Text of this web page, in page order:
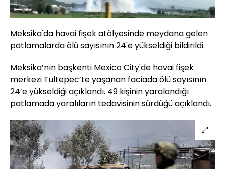
Meksika'da havai fişek atölyesinde meydana gelen
patlamalarda ölü sayısının 24'e yükseldiği bildirildi.
Meksika’nın başkenti Mexico City'de havai fişek
merkezi Tultepec’te yaşanan faciada ölü sayısının
24’e yükseldiği açıklandı. 49 kişinin yaralandığı
patlamada yaralıların tedavisinin sürdüğü açıklandı.